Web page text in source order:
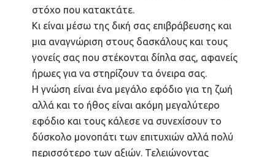
στόχο που κατακτάτε.
Κι είναι μέσω της δική σας επιβράβευσης και
μια αναγνώριση στους δασκάλους και τους
γονείς σας που στέκονται δίπλα σας, αφανείς
ήρωες για να στηρίζουν τα όνειρα σας.
Η γνώση είναι ένα μεγάλο εφόδιο για τη ζωή
αλλά και το ήθος είναι ακόμη μεγαλύτερο
εφόδιο και τους κάλεσε να συνεχίσουν το
δύσκολο μονοπάτι των επιτυχιών αλλά πολύ
περισσότερο των αξιών. Τελειώνοντας